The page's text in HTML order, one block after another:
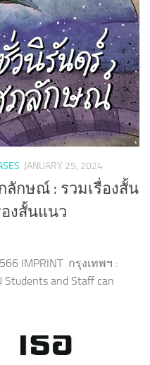
JANUARY 25, 2024
กษณ์ : รวมเรื่องสั้น
งสั้นแนว
IMPRINT กรุงเทพฯ :
and Staff can